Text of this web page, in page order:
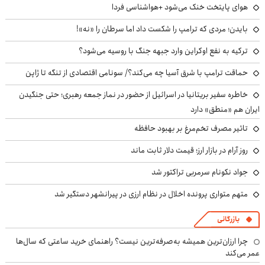
هوای پایتخت خنک می‌شود +هواشناسی فردا
بایدن؛ مردی که ترامپ را شکست داد اما سرطان را «نه»!
ترکیه به نفع اوکراین وارد جبهه جنگ با روسیه می‌شود؟
حماقت ترامپ با شرق آسیا چه می‌کند؟/ سونامی اقتصادی از تنگه تا ژاپن
خاطره سفیر بریتانیا در اسرائیل از حضور در نماز جمعه رهبری؛ حتی جنگیدن
ایران هم «منطق» دارد
تاثیر مصرف تخم‌مرغ بر بهبود حافظه
روز آرام در بازار ارز؛ قیمت دلار ثابت ماند
جواد نکونام سرمربی تراکتور شد
متهم متواری پرونده اخلال در نظام ارزی در پیرانشهر دستگیر شد
بازرگانی
چرا ارزان‌ترین همیشه به‌صرفه‌ترین نیست؟ راهنمای خرید ساعتی که سال‌ها
عمر می‌کند